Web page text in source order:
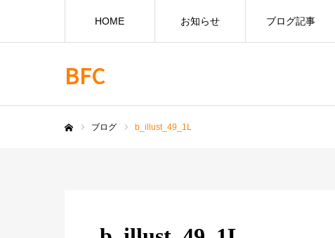
BFC
HOME お知らせ ブログ記事
ブログ b_illust_49_1L